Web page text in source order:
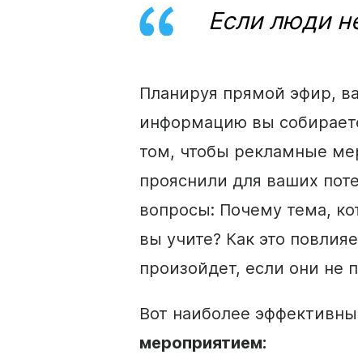
Если люди
Планируя прямой эфир,
информацию вы
том, чтобы рекламные
прояснили для ваших
вопросы: Почему тема,
вы учите? Как это
произойдет, если они не
Вот наиболее
мероприятием: